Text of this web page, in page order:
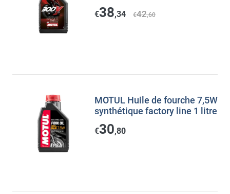
€38,34 €42,60
MOTUL Huile de fourche 7,5W
synthétique factory line 1 litre
€30,80